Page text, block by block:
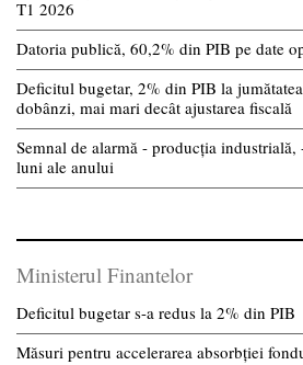
T1 2026
Datoria publică, 60,2% din PIB pe date
Deficitul bugetar, 2% din PIB la
dobânzi, mai mari decât ajustarea fiscală
Semnal de alarmă - producția
luni ale anului
Ministerul Finantelor
Deficitul bugetar s-a redus la 2% din PIB
Măsuri pentru accelerarea absorbției